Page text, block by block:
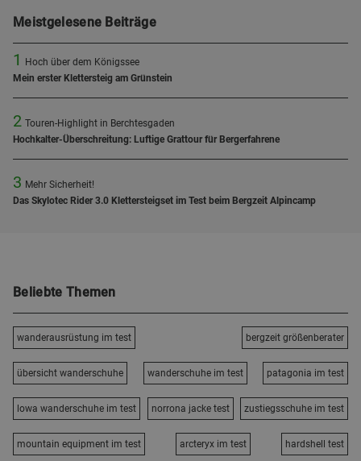
Meistgelesene Beiträge
1
Hoch über dem Königssee
Mein erster Klettersteig am Grünstein
2 Touren-Highlight in Berchtesgaden
Hochkalter-Überschreitung: Luftige Grattour für Bergerfahrene
3 Mehr Sicherheit!
Das Skylotec Rider 3.0 Klettersteigset im Test beim Bergzeit Alpincamp
Beliebte Themen
wanderausrüstung im test bergzeit größenberater
übersicht wanderschuhe wanderschuhe im test patagonia im test
lowa wanderschuhe im test norrona jacke test zustiegsschuhe im test
mountain equipment im test arcteryx im test hardshell test